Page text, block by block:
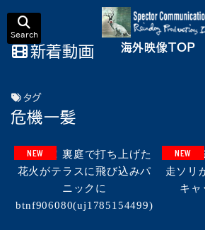
Search
海外映像TOP
新着動画
タグ
危機一髪
NEW NEW